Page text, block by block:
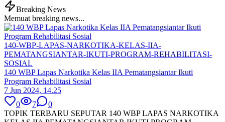
Breaking News
Memuat breaking news...
140-WBP-LAPAS-NARKOTIKA-KELAS-IIA-
PEMATANGSIANTAR-IKUTI-PROGRAM-REHABILITASI-
SOSIAL
140 WBP Lapas Narkotika Kelas IIA Pematangsiantar Ikuti
Program Rehabilitasi Sosial
7 Jun 2024, 14.25
0
7
0
TOPIK TERBARU SEPUTAR 140 WBP LAPAS NARKOTIKA